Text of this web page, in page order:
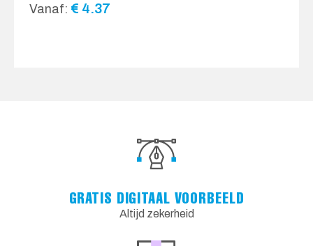
Vanaf: € 4.37
GRATIS DIGITAAL VOORBEELD
Altijd zekerheid